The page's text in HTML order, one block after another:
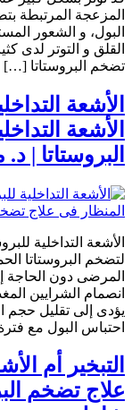
المزعجة المرتبطة
البول، و الشعور
القلق و التوتر
تضخم البروستاتا […]
الأشعة
البروستاتا |
الأشعة التداخلية
لتضخم البروستاتا
المرضى دون الحاجة
انصمام الشرايين
يؤدى إلى تقليل حجم
احتباس البول مع
التبخير أم
علاج تضخم